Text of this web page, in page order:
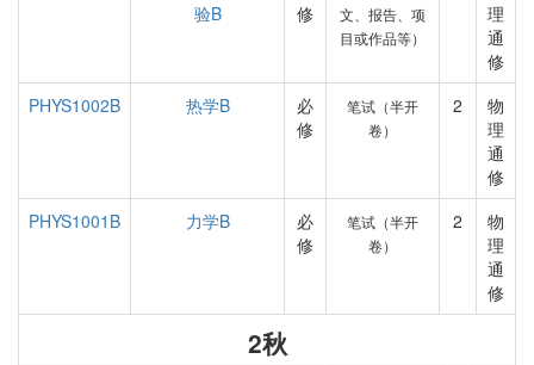
验B
修
文、报告、项
目或作品等）
理
通
修
PHYS1002B
热学B
必
修
笔试（半开
卷）
2
物
理
通
修
PHYS1001B
力学B
必
修
笔试（半开
卷）
2
物
理
通
修
2秋